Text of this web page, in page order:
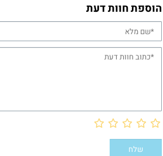
הוספת חוות דעת